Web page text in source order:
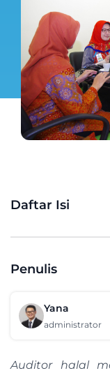
Daftar Isi
Penulis
Yana
administrator
Auditor halal